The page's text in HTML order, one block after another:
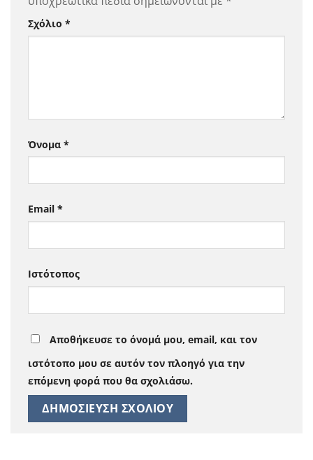
Σχόλιο *
Όνομα *
Email *
Ιστότοπος
Αποθήκευσε το όνομά μου, email, και τον
ιστότοπο μου σε αυτόν τον πλοηγό για την
επόμενη φορά που θα σχολιάσω.